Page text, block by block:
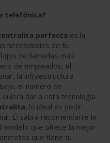
telefónica?
perfecta es la
necesidades de tu
de llamadas más
de empleados, el
la infraestructura
el número de
dar a esta tecnología.
, lo ideal es pedir
Él sabrá recomendarte la
modelo que ofrece la mejor
que tiene tu